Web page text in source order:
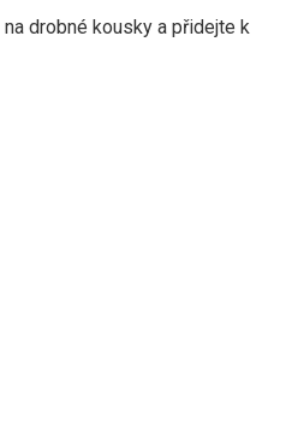
na drobné kousky a přidejte k